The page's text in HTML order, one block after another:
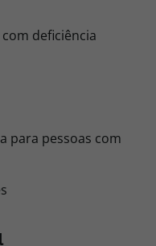
deficiência
para pessoas com